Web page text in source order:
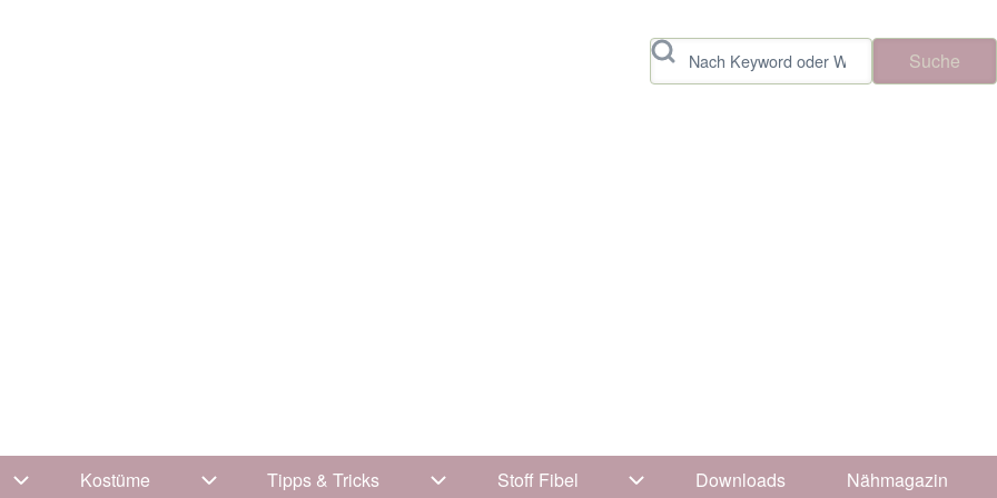
Suche
Unternavigation von Kleidung
Kostüme Unternavigation von Kostüme
Tipps & Tricks Unternavigation von Tipps & Tricks
Stoff Fibel Unternavigation von Stoff Fibel
Downloads Nähmagazin